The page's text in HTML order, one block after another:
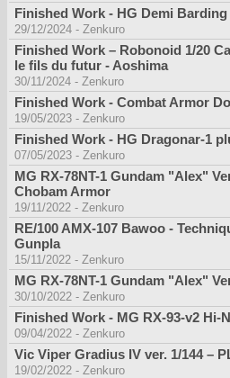
Finished Work - HG Demi
29/12/2024 - Zenkuro
Finished Work – Robonoid 1/20
le fils du futur - Aoshima
30/11/2024 - Zenkuro
Finished Work - Combat Armor
19/05/2023 - Zenkuro
Finished Work - HG Dragonar-1
07/05/2023 - Zenkuro
MG RX-78NT-1 Gundam "Alex"
Chobam Armor
19/11/2022 - Zenkuro
RE/100 AMX-107 Bawoo -
Gunpla
15/11/2022 - Zenkuro
MG RX-78NT-1 Gundam "Alex"
30/10/2022 - Zenkuro
Finished Work - MG RX-93-v2 Hi-
09/04/2022 - Zenkuro
Vic Viper Gradius IV ver. 1/144 –
19/02/2022 - Zenkuro